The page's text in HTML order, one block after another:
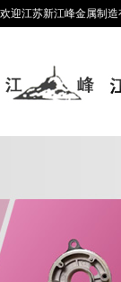
欢迎江苏新江峰金属制